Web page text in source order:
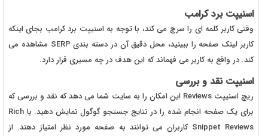
اسنیپت برد کرامب
وقتی کاربر کلمه ای را سرچ می کند، با توجه به اسنیپت برد کرامب بجای اینکه
کاربر لینک صفحه را ببینید، محل دقیق آن در دسته بندی SERP مشاهده می
کند. در واقع به کاربر می فهماند که این هدف در چه مسیری قرار دارد.
اسنیپت نقد و بررسی
ریچ اسنیپت Reviews این امکان را به سایت شما می دهد که نقد و بررسی که
برای یک صفحه انجام شده را در نتایج جستجو گوگول نمایش دهید. با Rich
Snippet Reviews کاربران می توانند به صفحه مورد نظر امتیاز دهند. از